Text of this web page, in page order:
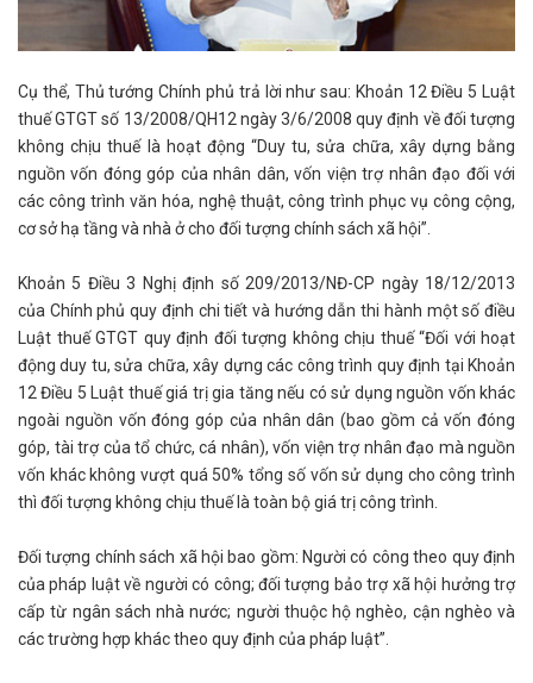
Cụ thể, Thủ tướng Chính phủ trả lời như sau: Khoản 12 Điều 5 Luật
thuế GTGT số 13/2008/QH12 ngày 3/6/2008 quy định về đối tượng
không chịu thuế là hoạt động “Duy tu, sửa chữa, xây dựng bằng
nguồn vốn đóng góp của nhân dân, vốn viện trợ nhân đạo đối với
các công trình văn hóa, nghệ thuật, công trình phục vụ công cộng,
cơ sở hạ tầng và nhà ở cho đối tượng chính sách xã hội”.
Khoản 5 Điều 3 Nghị định số 209/2013/NĐ-CP ngày 18/12/2013
của Chính phủ quy định chi tiết và hướng dẫn thi hành một số điều
Luật thuế GTGT quy định đối tượng không chịu thuế “Đối với hoạt
động duy tu, sửa chữa, xây dựng các công trình quy định tại Khoản
12 Điều 5 Luật thuế giá trị gia tăng nếu có sử dụng nguồn vốn khác
ngoài nguồn vốn đóng góp của nhân dân (bao gồm cả vốn đóng
góp, tài trợ của tổ chức, cá nhân), vốn viện trợ nhân đạo mà nguồn
vốn khác không vượt quá 50% tổng số vốn sử dụng cho công trình
thì đối tượng không chịu thuế là toàn bộ giá trị công trình.
Đối tượng chính sách xã hội bao gồm: Người có công theo quy định
của pháp luật về người có công; đối tượng bảo trợ xã hội hưởng trợ
cấp từ ngân sách nhà nước; người thuộc hộ nghèo, cận nghèo và
các trường hợp khác theo quy định của pháp luật”.